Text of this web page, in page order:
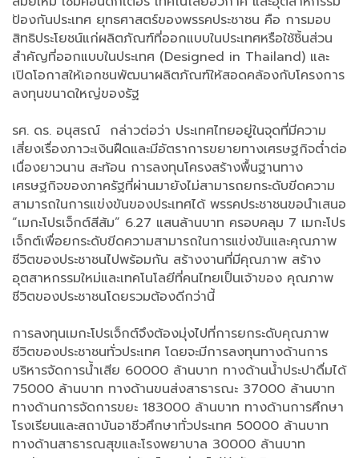
ป้องกันประเทศ ยุทธศาสตร์ของพรรคประชาชน คือ การมอบ
สิทธิประโยชน์แก่ผลิตภัณฑ์ที่ออกแบบในประเทศหรือใช้ชิ้นส่วน
สำคัญที่ออกแบบในประเทศ (Designed in Thailand) และ
เปิดโอกาสให้เอกชนพัฒนาผลิตภัณฑ์ให้สอดคล้องกับโครงการ
ลงทุนขนาดใหญ่ของรัฐ
รศ. ดร. อนุสรณ์ กล่าวต่อว่า ประเทศไทยอยู่ในจุดที่มีความ
เสี่ยงเรื่องภาวะเงินฝืดและมีอัตราการขยายทางเศรษฐกิจต่ำต่อ
เนื่องยาวนาน สะท้อน การลงทุนโครงสร้างพื้นฐานทาง
เศรษฐกิจของภาครัฐที่ผ่านมายังไม่สามารถยกระดับขีดความ
สามารถในการแข่งขันของประเทศได้ พรรคประชาชนขอนำเสนอ
“เมกะโปรเจ็กต์สีส้ม” 6.27 แสนล้านบาท ครอบคลุม 7 เมกะโปร
เจ็กต์เพื่อยกระดับขีดความสามารถในการแข่งขันและคุณภาพ
ชีวิตของประชาชนไปพร้อมกัน สร้างงานที่มีคุณภาพ สร้าง
อุตสาหกรรมใหม่และเทคโนโลยีที่คนไทยเป็นเจ้าของ คุณภาพ
ชีวิตของประชาชนโดยรวมต้องดีกว่านี้
การลงทุนเมกะโปรเจ็กต์จึงต้องมุ่งไปที่การยกระดับคุณภาพ
ชีวิตของประชาชนทั่วประเทศ โดยจะมีการลงทุนทางด้านการ
บริหารจัดการน้ำเสีย 60000 ล้านบาท ทางด้านน้ำประปาดื่มได้
75000 ล้านบาท ทางด้านขนส่งสาธารณะ 37000 ล้านบาท
ทางด้านการจัดการขยะ 183000 ล้านบาท ทางด้านการศึกษา
โรงเรียนและสถาบันอาชีวศึกษาทั่วประเทศ 50000 ล้านบาท
ทางด้านสาธารณสุขและโรงพยาบาล 30000 ล้านบาท